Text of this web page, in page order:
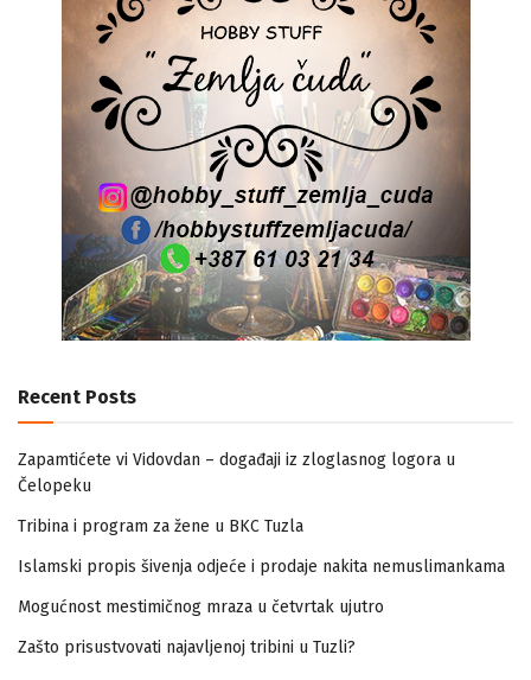
Recent Posts
Zapamtićete vi Vidovdan – događaji iz zloglasnog logora u
Čelopeku
Tribina i program za žene u BKC Tuzla
Islamski propis šivenja odjeće i prodaje nakita nemuslimankama
Mogućnost mestimičnog mraza u četvrtak ujutro
Zašto prisustvovati najavljenoj tribini u Tuzli?